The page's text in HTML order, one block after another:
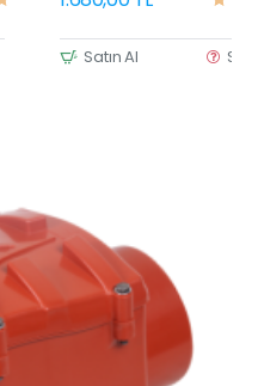
Satın Al